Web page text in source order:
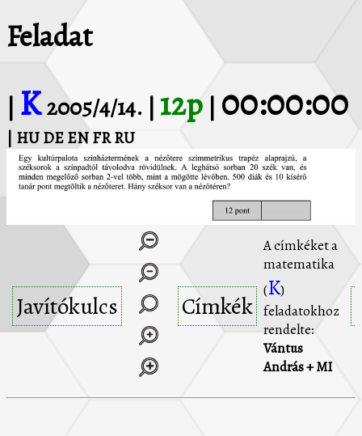
Feladat
| K2005/4/14. | 12p | 00:00:00
| HUDEENFRRU
Javítókulcs Címkék
A címkéket a
matematika
(K)
feladatokhoz
rendelte:
Vántus
András + MI